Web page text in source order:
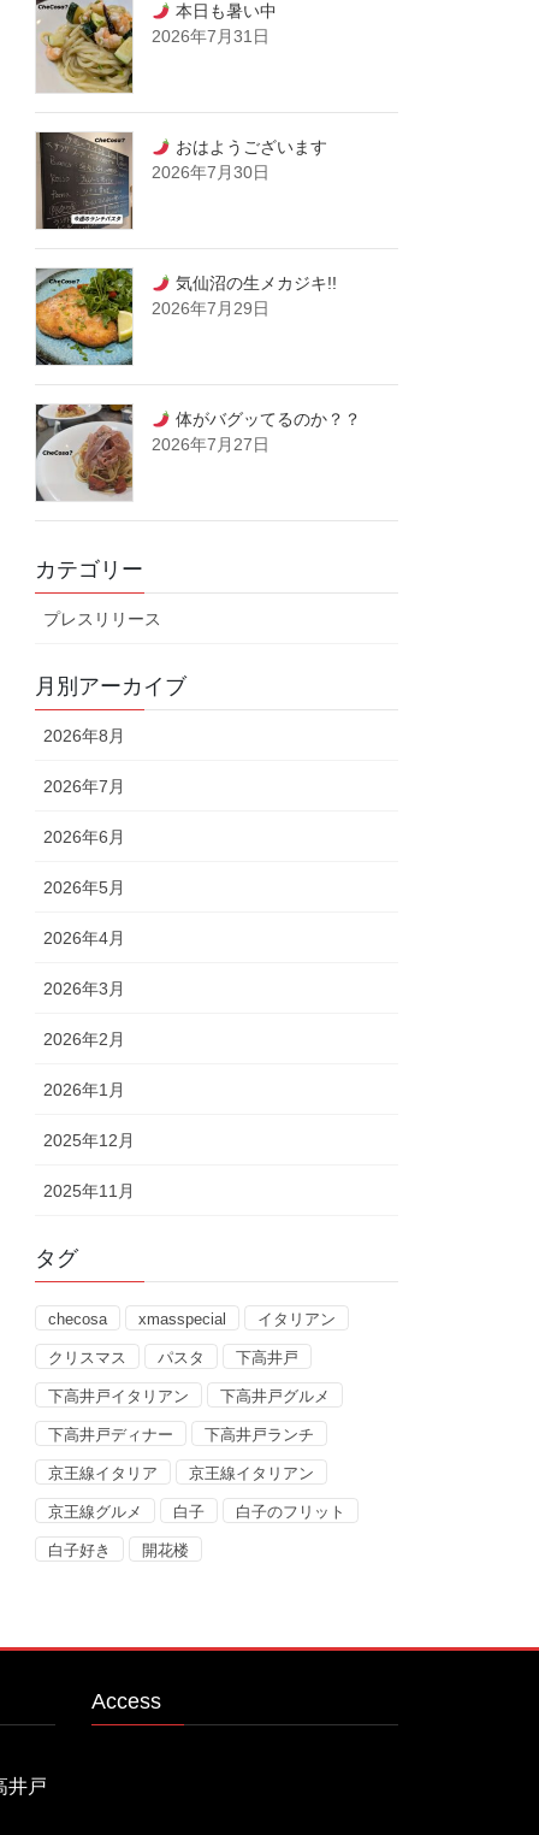
本日も暑い中
2026年7月31日
おはようございます
2026年7月30日
気仙沼の生メカジキ!!
2026年7月29日
体がバグッてるのか？？
2026年7月27日
カテゴリー
プレスリリース
月別アーカイブ
2026年8月
2026年7月
2026年6月
2026年5月
2026年4月
2026年3月
2026年2月
2026年1月
2025年12月
2025年11月
タグ
checosa xmasspecial イタリアン
クリスマス パスタ 下高井戸
下高井戸イタリアン 下高井戸グルメ
下高井戸ディナー 下高井戸ランチ
京王線イタリア 京王線イタリアン
京王線グルメ 白子 白子のフリット
白子好き 開花楼
井戸
Access